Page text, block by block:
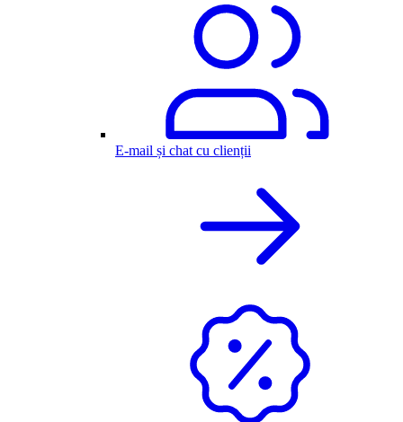
E-mail și chat cu clienții